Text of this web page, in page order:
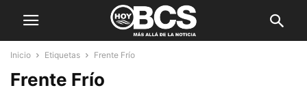
Inicio Etiquetas Frente Frío
Frente Frío